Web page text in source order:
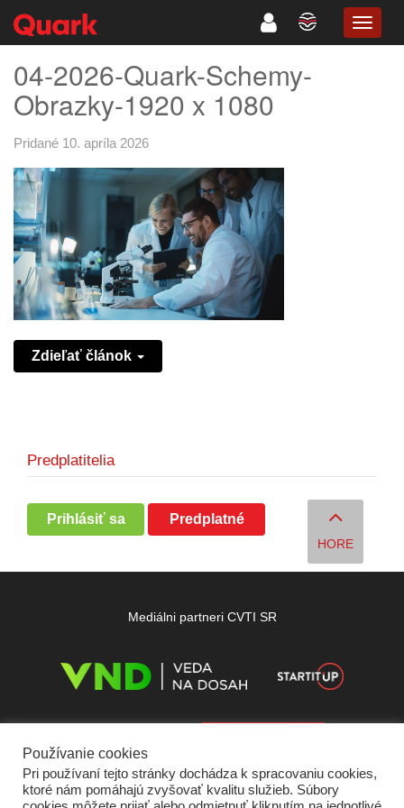
04-2026-Quark-Schemy-
Obrazky-1920 x 1080
Pridané 10. apríla 2026
Zdieľať článok
Predplatitelia
Prihlásiť sa Predplatné
HORE
Mediálni partneri CVTI SR
Používanie cookies
Pri používaní tejto stránky dochádza k spracovaniu cookies,
ktoré nám pomáhajú zvyšovať kvalitu služieb. Súbory